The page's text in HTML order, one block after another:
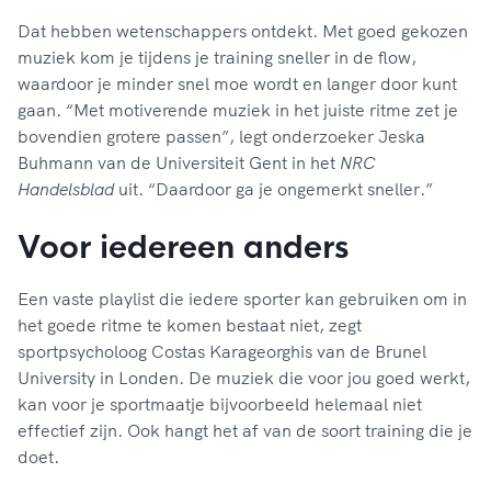
Dat hebben wetenschappers ontdekt. Met goed gekozen
muziek kom je tijdens je training sneller in de flow,
waardoor je minder snel moe wordt en langer door kunt
gaan. “Met motiverende muziek in het juiste ritme zet je
bovendien grotere passen”, legt onderzoeker Jeska
Buhmann van de Universiteit Gent in het NRC
Handelsbladuit. “Daardoor ga je ongemerkt sneller.”
Voor iedereen anders
Een vaste playlist die iedere sporter kan gebruiken om in
het goede ritme te komen bestaat niet, zegt
sportpsycholoog Costas Karageorghis van de Brunel
University in Londen. De muziek die voor jou goed werkt,
kan voor je sportmaatje bijvoorbeeld helemaal niet
effectief zijn. Ook hangt het af van de soort training die je
doet.